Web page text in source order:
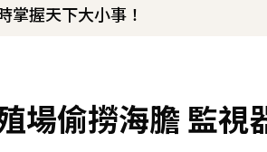
掌握天下大小事！
場偷撈海膽 監視